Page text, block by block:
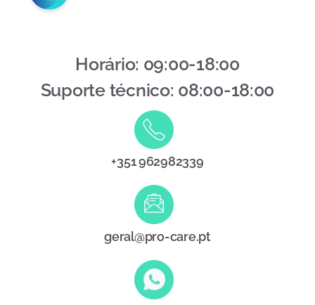
Horário: 09:00-18:00
Suporte técnico: 08:00-18:00
+351 962982339
geral@pro-care.pt